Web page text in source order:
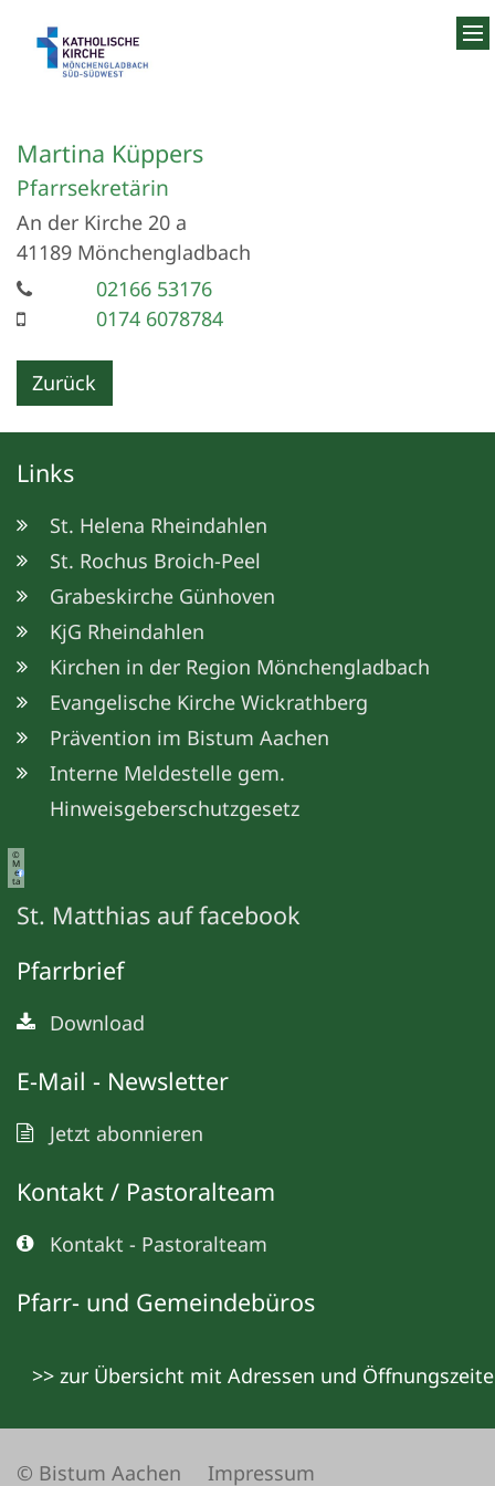
Martina Küppers
Pfarrsekretärin
An der Kirche 20 a
41189 Mönchengladbach
02166 53176
0174 6078784
Zurück
Links
St. Helena Rheindahlen
St. Rochus Broich-Peel
Grabeskirche Günhoven
KjG Rheindahlen
Kirchen in der Region Mönchengladbach
Evangelische Kirche Wickrathberg
Prävention im Bistum Aachen
Interne Meldestelle gem.
Hinweisgeberschutzgesetz
©
M
e
ta
St. Matthias auf facebook
Pfarrbrief
Download
E-Mail - Newsletter
Jetzt abonnieren
Kontakt / Pastoralteam
Kontakt - Pastoralteam
Pfarr- und Gemeindebüros
>> zur Übersicht mit Adressen und
© Bistum Aachen Impressum